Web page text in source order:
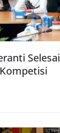
Selesai